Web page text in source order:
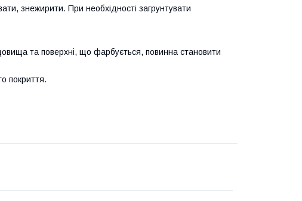
знежирити. При необхідності загрунтувати
та поверхні, що фарбується, повинна становити
покриття.